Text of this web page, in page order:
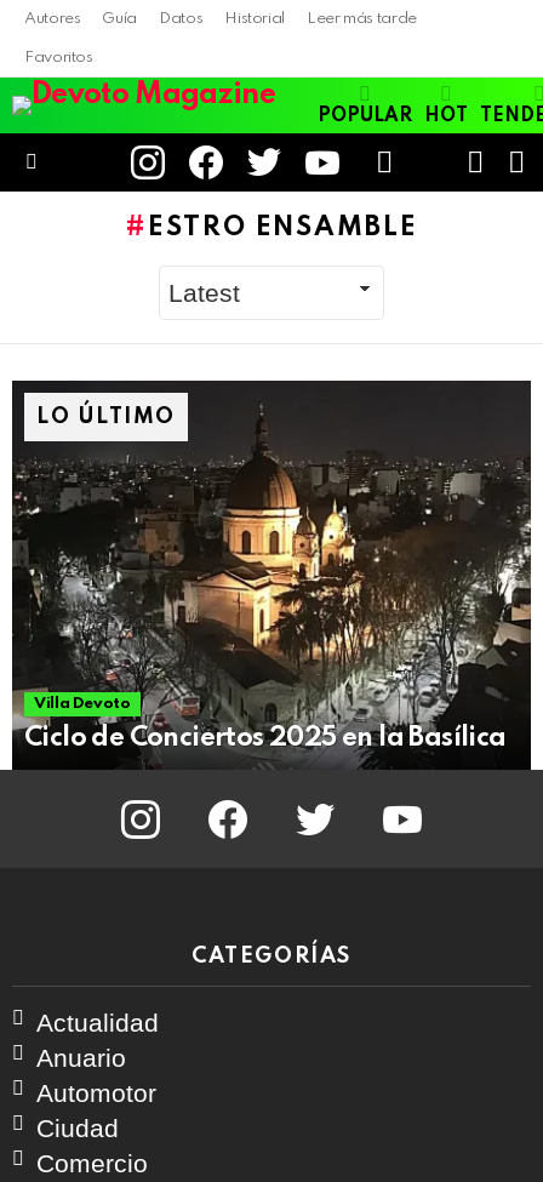
Autores Guía Datos Historial Leer más tarde
Favoritos
POPULAR HOT
instagramfacebooktwitter youtube
SKIN
ESTRO ENSAMBLE
LO ÚLTIMO
Villa Devoto
Ciclo de Conciertos 2025 en la Basílica
instagram facebook twitter
CATEGORÍAS
Actualidad
Anuario
Automotor
Ciudad
Comercio